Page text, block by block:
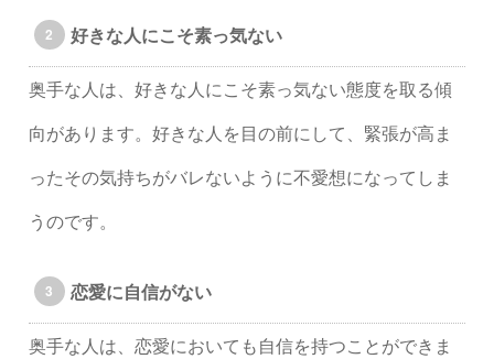
好きな人にこそ素っ気ない
奥手な人は、好きな人にこそ素っ気ない態度を取る傾
向があります。好きな人を目の前にして、緊張が高ま
ったその気持ちがバレないように不愛想になってしま
うのです。
恋愛に自信がない
奥手な人は、恋愛においても自信を持つことができま